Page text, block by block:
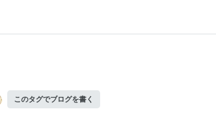
このタグでブログを書く